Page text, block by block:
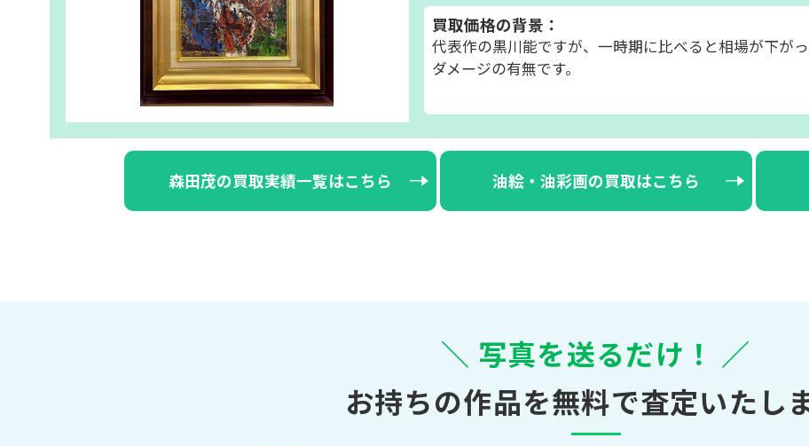
買取価格の背景：
代表作の黒川能ですが、一時期に比べると相場が下が
ダメージの有無です。
森田茂の買取実績一覧はこちら 油絵・油彩画の買取はこちら
＼ 写真を送るだけ！ ／
お持ちの作品を無料で査定いたし